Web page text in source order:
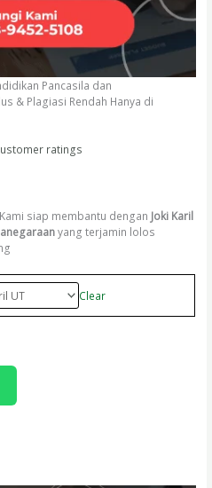
Pancasila dan
& Plagiasi Rendah Hanya di
ratings
siap membantu dengan Joki Karil
yang terjamin lolos
Clear